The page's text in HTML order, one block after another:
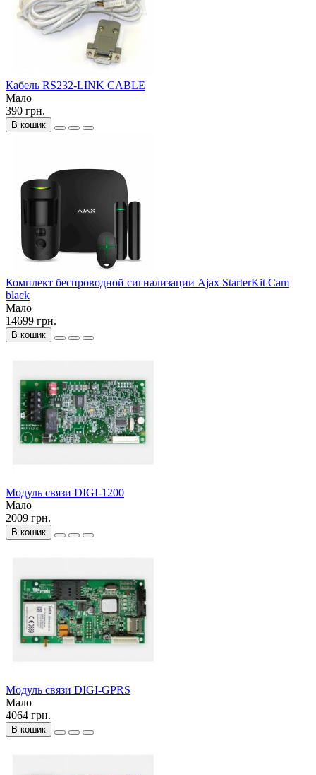
Кабель RS232-LINK CABLE
Мало
390 грн.
В кошик
Комплект беспроводной сигнализации Ajax StarterKit Cam
black
Мало
14699 грн.
В кошик
Модуль связи DIGI-1200
Мало
2009 грн.
В кошик
Модуль связи DIGI-GPRS
Мало
4064 грн.
В кошик